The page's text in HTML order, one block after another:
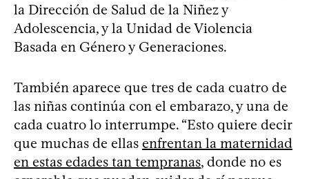
la Dirección de Salud de la Niñez y
Adolescencia, y la Unidad de Violencia
Basada en Género y Generaciones.
También aparece que tres de cada cuatro de
las niñas continúa con el embarazo, y una de
cada cuatro lo interrumpe. “Esto quiere decir
que muchas de ellas enfrentan la maternidad
en estas edades tan tempranas, donde no es